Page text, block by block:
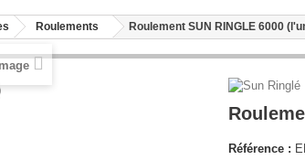
Roulements Roulement SUN RINGLE 6000
Référence :